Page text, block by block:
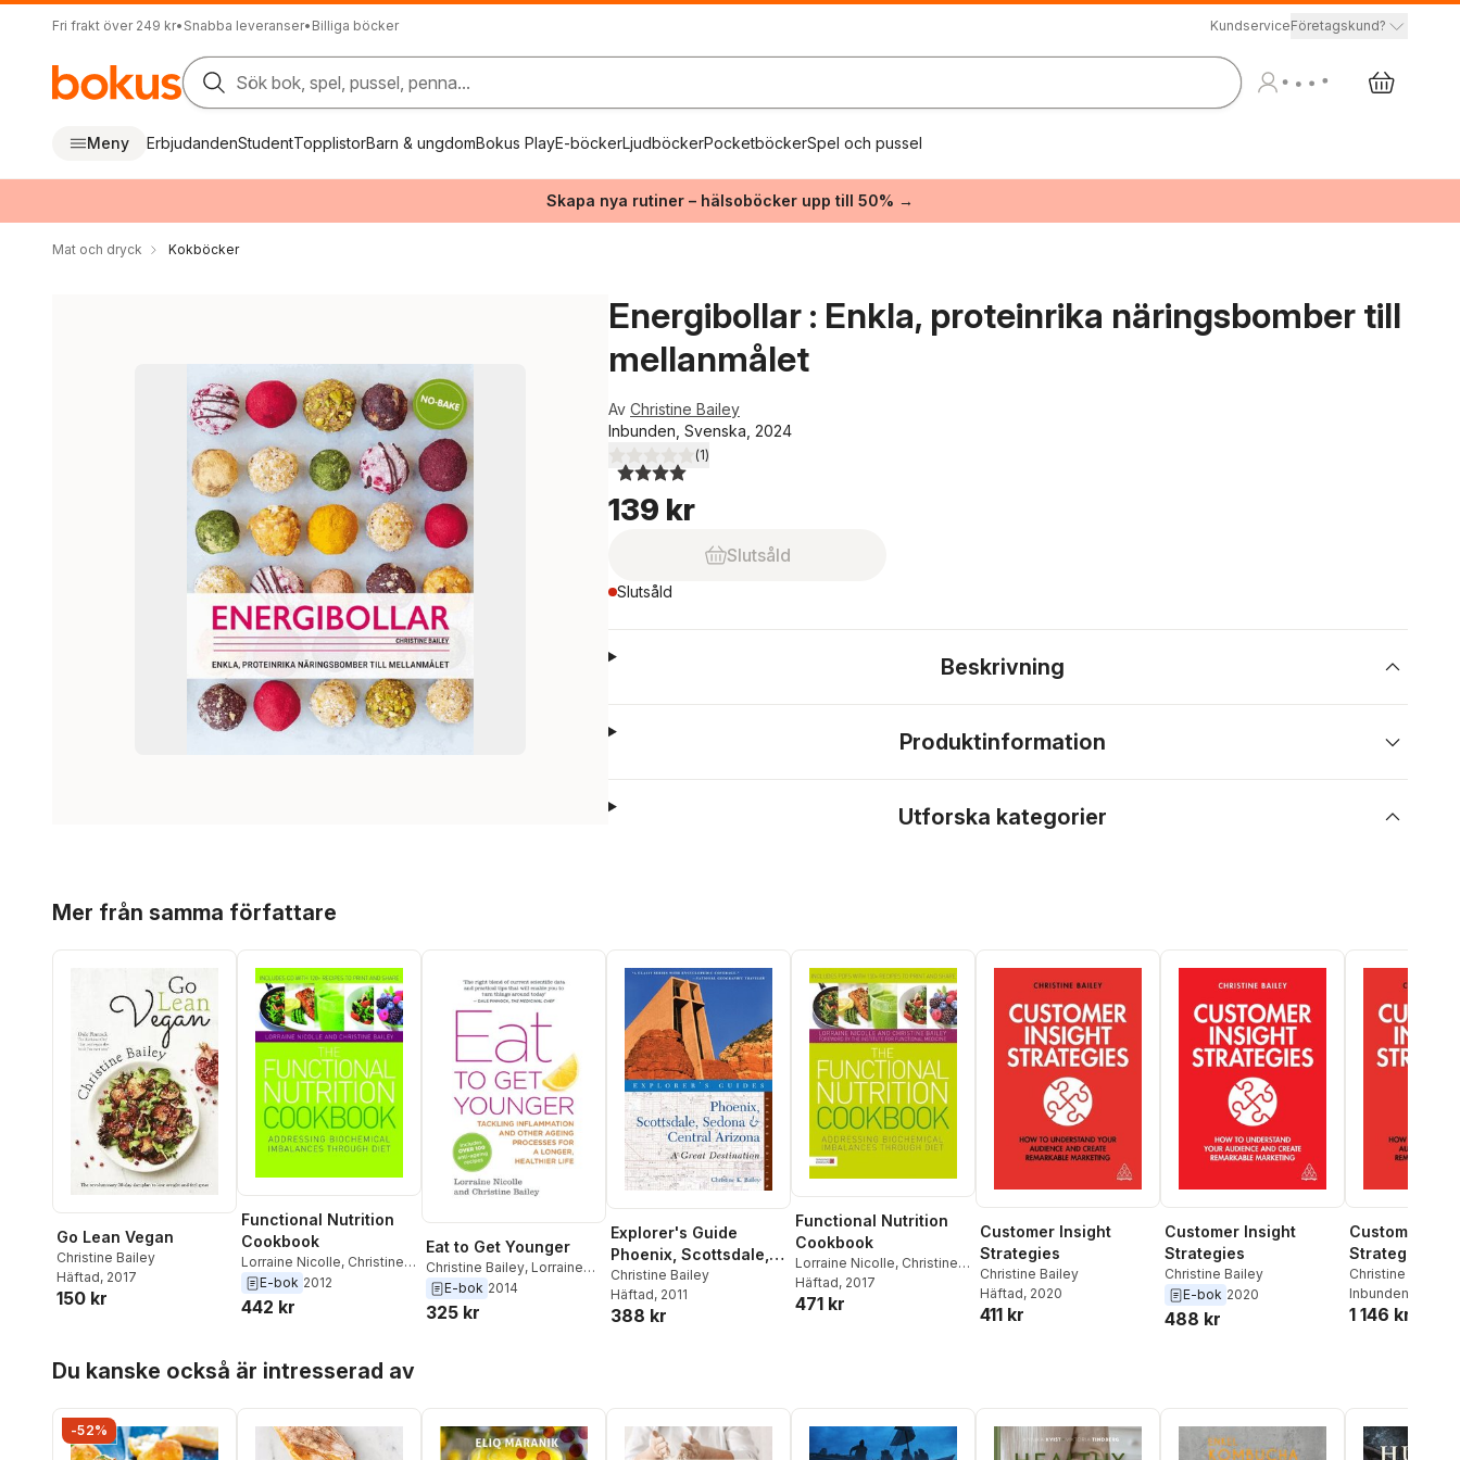
Fri frakt över 249 kr• Snabba leveranser• Billiga böcker KundserviceFöretagskund?
Sök bok, spel, pussel, penna...
Meny ErbjudandenStudentTopplistorBarn & ungdomBokus PlayE-böckerLjudböckerPocketböckerSpel och pussel
Skapa nya rutiner – hälsoböcker upp till 50% →
Mat och dryck Kokböcker
Energibollar : Enkla, proteinrika näringsbomber till
mellanmålet
Av Christine Bailey
Inbunden, Svenska, 2024
4,0utav 5 stjärnor. Totalt antal röster:
(1)
139 kr
Slutsåld
Slutsåld
Beskrivning
Produktinformation
Utforska kategorier
Mer från samma författare
Go Lean Vegan
Christine Bailey
Häftad, 2017
150 kr
Functional Nutrition
Cookbook
Lorraine Nicolle, Christine
Bailey
E-bok 2012
442 kr
Eat to Get Younger
Christine Bailey, Lorraine
Nicolle
E-bok 2014
325 kr
Explorer's Guide
Phoenix, Scottsdale,
Sedona & Central
Arizona: A Great
Destination
Christine Bailey
Häftad, 2011
388 kr
Functional Nutrition
Cookbook
Lorraine Nicolle, Christine
Bailey
Häftad, 2017
471 kr
Customer Insight
Strategies
Christine Bailey
Häftad, 2020
411 kr
Customer Insight
Strategies
Christine Bailey
E-bok 2020
488 kr
Customer
Strategies
Christine Bailey
Inbunden
1 146 kr
Du kanske också är intresserad av
-52%